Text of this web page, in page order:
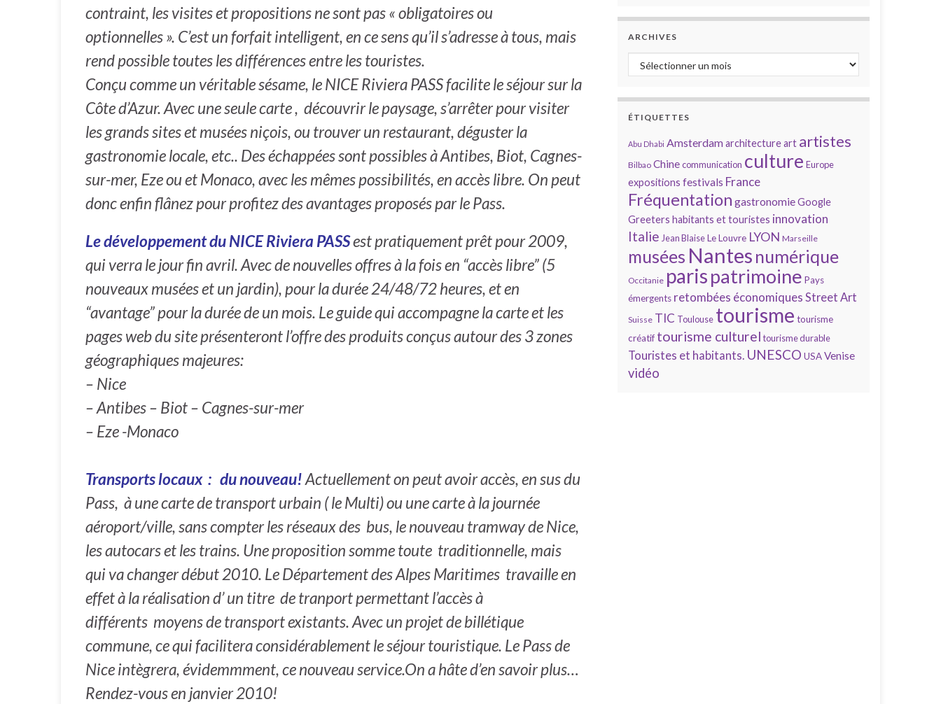
contraint, les visites et propositions ne sont pas « obligatoires ou
optionnelles ». C’est un forfait intelligent, en ce sens qu’il s’adresse à tous, mais
rend possible toutes les différences entre les touristes.
Conçu comme un véritable sésame, le NICE Riviera PASS facilite le séjour sur la
Côte d’Azur. Avec une seule carte , découvrir le paysage, s’arrêter pour visiter
les grands sites et musées niçois, ou trouver un restaurant, déguster la
gastronomie locale, etc.. Des échappées sont possibles à Antibes, Biot, Cagnes-
sur-mer, Eze ou et Monaco, avec les mêmes possibilités, en accès libre. On peut
donc enfin flânez pour profitez des avantages proposés par le Pass.
Le développement du NICE Riviera PASSest pratiquement prêt pour 2009,
qui verra le jour fin avril. Avec de nouvelles offres à la fois en “accès libre” (5
nouveaux musées et un jardin), pour la durée 24/48/72 heures, et en
“avantage” pour la durée de un mois. Le guide qui accompagne la carte et les
pages web du site présenteront l’offre des produits conçus autour des 3 zones
géographiques majeures:
– Nice
– Antibes – Biot – Cagnes-sur-mer
– Eze -Monaco
Transports locaux : du nouveau!Actuellement on peut avoir accès, en sus du
Pass, à une carte de transport urbain ( le Multi) ou une carte à la journée
aéroport/ville, sans compter les réseaux des bus, le nouveau tramway de Nice,
les autocars et les trains. Une proposition somme toute traditionnelle, mais
qui va changer début 2010. Le Département des Alpes Maritimes travaille en
effet à la réalisation d’ un titre de tranport permettant l’accès à
différents moyens de transport existants. Avec un projet de billétique
commune, ce qui facilitera considérablement le séjour touristique. Le Pass de
Nice intègrera, évidemmment, ce nouveau service.On a hâte d’en savoir plus…
Rendez-vous en janvier 2010!
ARCHIVES
Archives
ÉTIQUETTES
Abu Dhabi Amsterdamarchitectureart artistes
Bilbao Chinecommunication culture Europe
expositions festivals France
Fréquentation gastronomieGoogle
Greeters habitants et touristes innovation
Italie Jean BlaiseLe Louvre LYON Marseille
musées Nantes numérique
Occitanie parispatrimoine Pays
émergents retombées économiques Street Art
Suisse TIC Toulouse tourisme tourisme
créatif tourisme culturel tourisme durable
Touristes et habitants. UNESCO USAVenise
vidéo